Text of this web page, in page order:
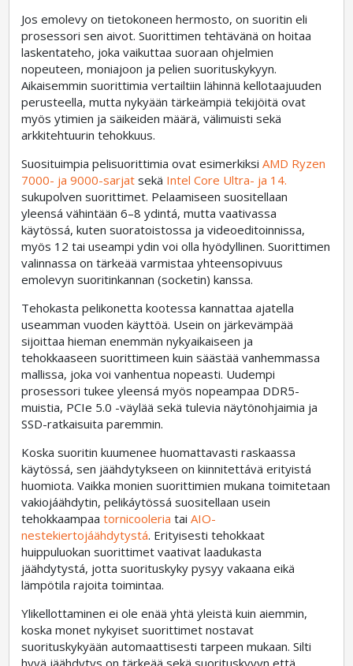
Jos emolevy on tietokoneen hermosto, on suoritin eli
prosessori sen aivot. Suorittimen tehtävänä on hoitaa
laskentateho, joka vaikuttaa suoraan ohjelmien
nopeuteen, moniajoon ja pelien suorituskykyyn.
Aikaisemmin suorittimia vertailtiin lähinnä kellotaajuuden
perusteella, mutta nykyään tärkeämpiä tekijöitä ovat
myös ytimien ja säikeiden määrä, välimuisti sekä
arkkitehtuurin tehokkuus.
Suosituimpia pelisuorittimia ovat esimerkiksiAMD Ryzen
7000- ja 9000-sarjat sekä Intel Core Ultra- ja 14.
sukupolven suorittimet. Pelaamiseen suositellaan
yleensá vähintään 6–8 ydintá, mutta vaativassa
käytössá, kuten suoratoistossa ja videoeditoinnissa,
myös 12 tai useampi ydin voi olla hyödyllinen. Suorittimen
valinnassa on tärkeää varmistaa yhteensopivuus
emolevyn suoritinkannan (socketin) kanssa.
Tehokasta pelikonetta kootessa kannattaa ajatella
useamman vuoden käyttöä. Usein on järkevämpää
sijoittaa hieman enemmän nykyaikaiseen ja
tehokkaaseen suorittimeen kuin säästää vanhemmassa
mallissa, joka voi vanhentua nopeasti. Uudempi
prosessori tukee yleensá myös nopeampaa DDR5-
muistia, PCIe 5.0 -väylää sekä tulevia näytönohjaimia ja
SSD-ratkaisuita paremmin.
Koska suoritin kuumenee huomattavasti raskaassa
käytössá, sen jäähdytykseen on kiinnitettávä erityistá
huomiota. Vaikka monien suorittimien mukana toimitetaan
vakiojáähdytin, pelikáytössá suositellaan usein
tehokkaampaatornicooleria taiAIO-
nestekiertojáähdytystá. Erityisesti tehokkaat
huippuluokan suorittimet vaativat laadukasta
jäähdytystá, jotta suorituskyky pysyy vakaana eikä
lämpötila rajoita toimintaa.
Ylikellottaminen ei ole enää yhtä yleistä kuin aiemmin,
koska monet nykyiset suorittimet nostavat
suorituskykyään automaattisesti tarpeen mukaan. Silti